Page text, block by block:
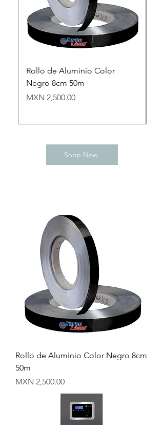
Rollo de Aluminio Color
Negro 8cm 50m
Precio
MXN 2,500.00
Shop Now
Rollo de Aluminio Color Negro 8cm
50m
Precio
MXN 2,500.00